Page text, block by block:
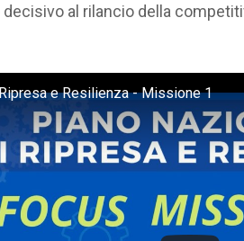
al rilancio della
e Resilienza - Missione 1